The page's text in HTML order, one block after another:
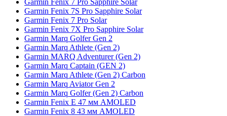
Garmin Fenix 7 Pro Sapphire Solar
Garmin Fenix 7S Pro Sapphire Solar
Garmin Fenix 7 Pro Solar
Garmin Fenix 7X Pro Sapphire Solar
Garmin Marq Golfer Gen 2
Garmin Marq Athlete (Gen 2)
Garmin MARQ Adventurer (Gen 2)
Garmin Marq Captain (GEN 2)
Garmin Marq Athlete (Gen 2) Carbon
Garmin Marq Aviator Gen 2
Garmin Marq Golfer (Gen 2) Carbon
Garmin Fenix E 47 мм AMOLED
Garmin Fenix 8 43 мм AMOLED